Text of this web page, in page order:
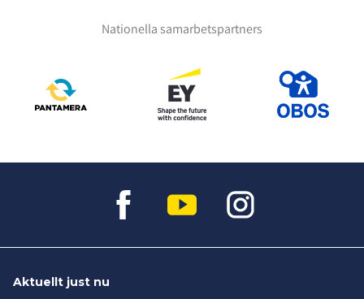
Nationella samarbetspartners
Aktuellt just nu